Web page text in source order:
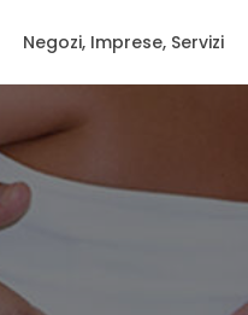
Negozi, Imprese, Servizi